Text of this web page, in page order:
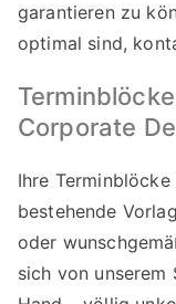
garantieren zu
optimal sind,
Corporate
Ihre
bestehende
oder
sich von unserem